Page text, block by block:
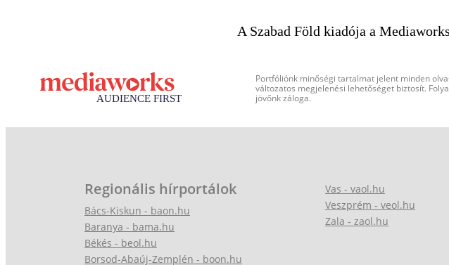
A Szabad Föld kiadója a
Portfóliónk minőségi tartalmat jelent minden
változatos megjelenési lehetőséget biztosít.
jövőnk záloga.
Regionális hírportálok
Bács-Kiskun - baon.hu
Baranya - bama.hu
Békés - beol.hu
Borsod-Abaúj-Zemplén - boon.hu
Vas - vaol.hu
Veszprém - veol.hu
Zala - zaol.hu